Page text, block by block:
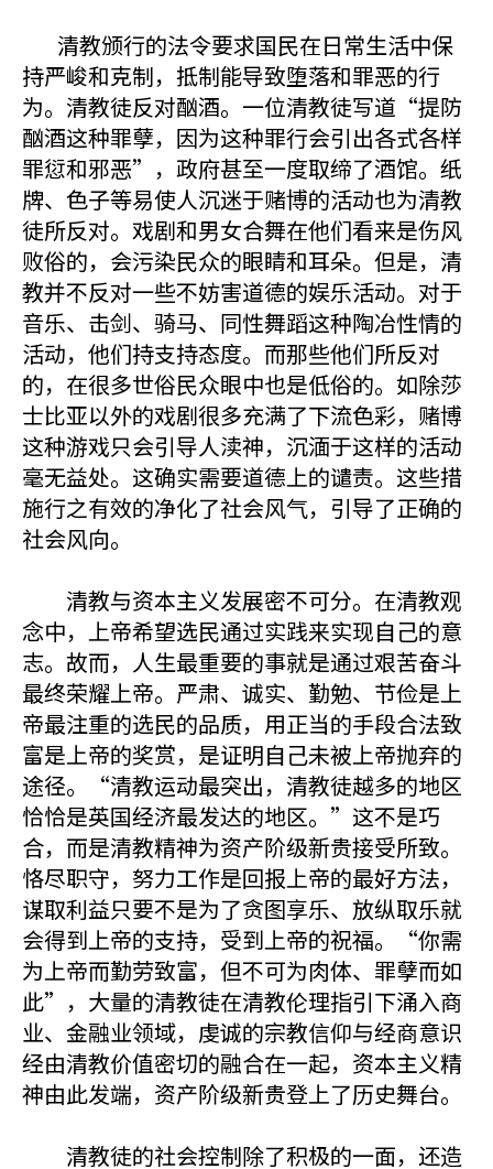
清教颁行的法令要求国民在日常生活中保
持严峻和克制，抵制能导致堕落和罪恶的行
为。清教徒反对酗酒。一位清教徒写道“提防
酗酒这种罪孽，因为这种罪行会引出各式各样
罪愆和邪恶”，政府甚至一度取缔了酒馆。纸
牌、色子等易使人沉迷于赌博的活动也为清教
徒所反对。戏剧和男女合舞在他们看来是伤风
败俗的，会污染民众的眼睛和耳朵。但是，清
教并不反对一些不妨害道德的娱乐活动。对于
音乐、击剑、骑马、同性舞蹈这种陶冶性情的
活动，他们持支持态度。而那些他们所反对
的，在很多世俗民众眼中也是低俗的。如除莎
士比亚以外的戏剧很多充满了下流色彩，赌博
这种游戏只会引导人渎神，沉湎于这样的活动
毫无益处。这确实需要道德上的谴责。这些措
施行之有效的净化了社会风气，引导了正确的
社会风向。
清教与资本主义发展密不可分。在清教观
念中，上帝希望选民通过实践来实现自己的意
志。故而，人生最重要的事就是通过艰苦奋斗
最终荣耀上帝。严肃、诚实、勤勉、节俭是上
帝最注重的选民的品质，用正当的手段合法致
富是上帝的奖赏，是证明自己未被上帝抛弃的
途径。“清教运动最突出，清教徒越多的地区
恰恰是英国经济最发达的地区。”这不是巧
合，而是清教精神为资产阶级新贵接受所致。
恪尽职守，努力工作是回报上帝的最好方法，
谋取利益只要不是为了贪图享乐、放纵取乐就
会得到上帝的支持，受到上帝的祝福。“你需
为上帝而勤劳致富，但不可为肉体、罪孽而如
此”，大量的清教徒在清教伦理指引下涌入商
业、金融业领域，虔诚的宗教信仰与经商意识
经由清教价值密切的融合在一起，资本主义精
神由此发端，资产阶级新贵登上了历史舞台。
清教徒的社会控制除了积极的一面，还造